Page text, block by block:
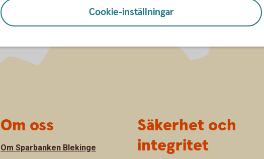
Cookie-inställningar
Om oss
Om Sparbanken Blekinge
Säkerhet och
integritet